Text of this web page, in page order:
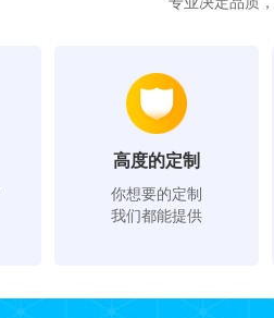
高度的定制
你想要的定制
我们都能提供